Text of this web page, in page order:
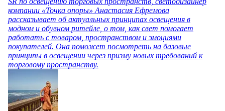
компании «Точка опоры» Анастасия Ефремова
рассказывает об актуальных принципах освещения в
модном и обувном ритейле, о том, как свет помогает
работать с товаром, пространством и эмоциями
покупателей. Она поможет посмотреть на базовые
принципы в освещении через призму новых требований к
торговому пространству.